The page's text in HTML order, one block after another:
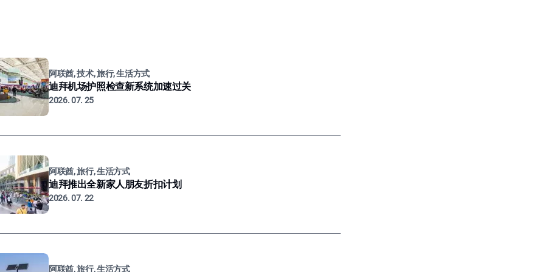
阿联酋, 技术, 旅行, 生活方式
迪拜机场护照检查新系统加速过关
2026. 07. 25
阿联酋, 旅行, 生活方式
迪拜推出全新家人朋友折扣计划
2026. 07. 22
阿联酋, 旅行, 生活方式